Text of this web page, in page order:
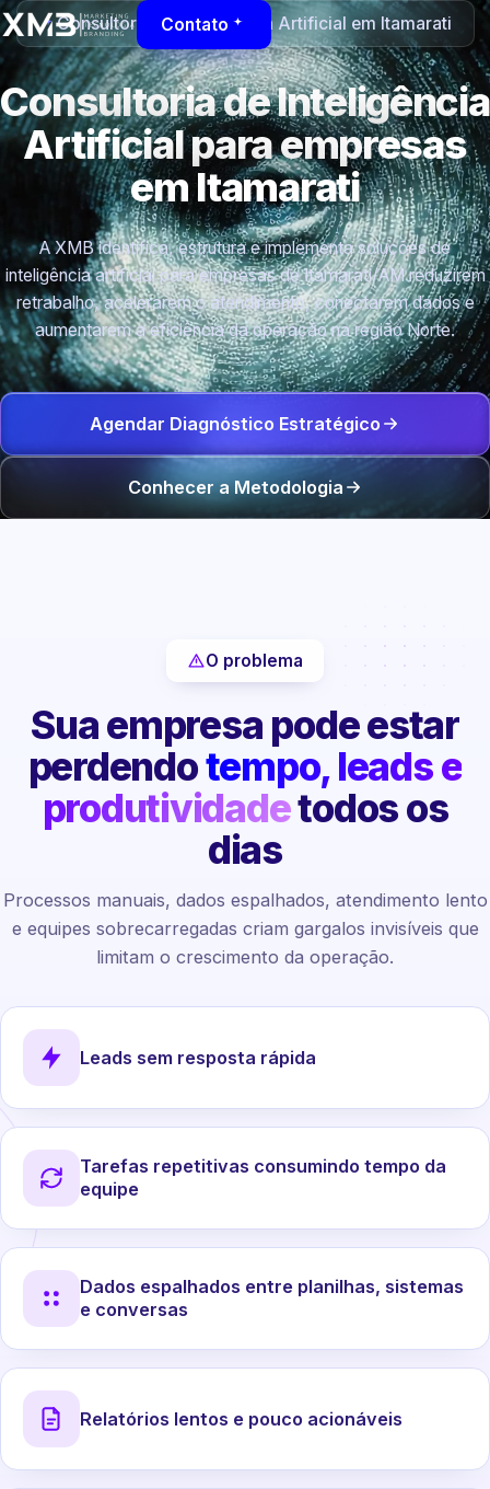
Contato
Consultoria de Inteligência Artificial em Itamarati
Consultoria de Inteligência
Artificial para empresas
em Itamarati
A XMB identifica, estrutura e implementa soluções de
inteligência artificial para empresas de Itamarati/AM reduzirem
retrabalho, acelerarem o atendimento, conectarem dados e
aumentarem a eficiência da operação na região Norte.
Agendar Diagnóstico Estratégico
Conhecer a Metodologia
O problema
Sua empresa pode estar
perdendotempo, leads e
produtividadetodos os
dias
Processos manuais, dados espalhados, atendimento lento
e equipes sobrecarregadas criam gargalos invisíveis que
limitam o crescimento da operação.
Leads sem resposta rápida
Tarefas repetitivas consumindo tempo da
equipe
Dados espalhados entre planilhas, sistemas
e conversas
Relatórios lentos e pouco acionáveis